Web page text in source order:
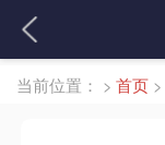
当前位置： > 首页 >